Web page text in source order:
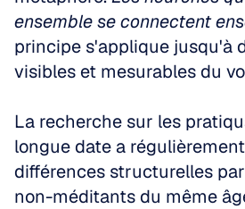
ensemble se connectent
principe s'applique jusqu'à
visibles et mesurables du
La recherche sur les
longue date a
différences structurelles
non-méditants du même